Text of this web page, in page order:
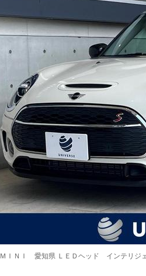
ＭＩＮＩ 愛知県 ＬＥＤヘッド インテリジ